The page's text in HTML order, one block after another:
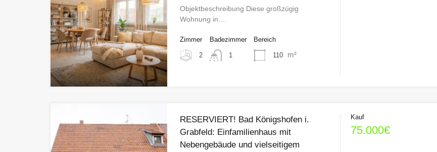
Objektbeschreibung Diese großzügig
Wohnung in…
Zimmer
2
Badezimmer
1
Bereich
110 m²
RESERVIERT! Bad Königshofen i.
Grabfeld: Einfamilienhaus mit
Nebengebäude und vielseitigem
Kauf
75.000€